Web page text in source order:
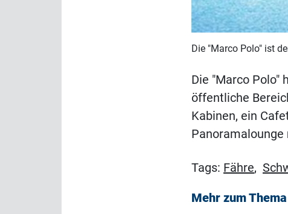
Die "Marco Polo" ist
Die "Marco Polo"
öffentliche
Kabinen, ein
Tags: Fähre,
Mehr zum Thema